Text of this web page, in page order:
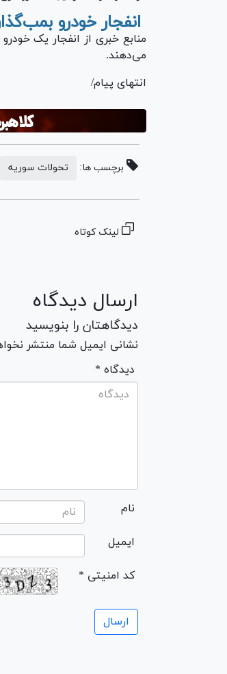
انفجار خودرو
منابع خبری از انفجار یک
می‌دهند.
انتهای پیام/
برچسب ها: تحولات سوریه
لینک کوتاه
ارسال دیدگاه
دیدگاهتان را بنویسید
نشانی ایمیل شما منتشر
* دیدگاه
نام
ایمیل
* کد امنیتی